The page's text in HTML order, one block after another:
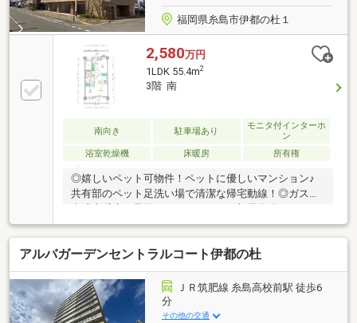
福岡県糸島市伊都の杜１
2,580万円
1LDK 55.4m2
3階 南
南向き 駐車場あり
モニタ付インターホ
ン
浴室乾燥機
床暖房 所有権
◎嬉しいペット可物件！ペットに優しいマンション♪
共有部のペット足洗い場で清潔な帰宅動線！◎ガス温
陽だまりのような暖かさで快適に過ごせます！◎J：
COMホームWi-Fiが標準装備されております！◎浴室に
は、梅雨時期や雨の日のお洗濯に役立ち浴室のカビ抑
制に効果的な浴室暖房換気乾燥機能付きです！◎なん
とドアサッシにも防犯センサーと様々な防犯仕様。24
時間体制のホームセキュリティシステムで安心安全な
毎日をお約束。◎嬉しいペット可マンション。設備も
アルバガーデンセントラルコート伊都の杜
ＪＲ筑肥線 糸島高校前駅 徒歩6
分
その他の交通